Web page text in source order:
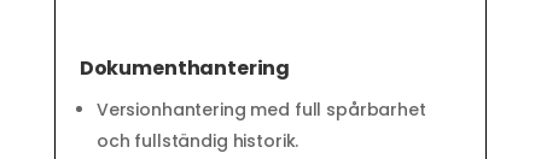
Dokumenthantering
Versionhantering med full spårbarhet
och fullständig historik.